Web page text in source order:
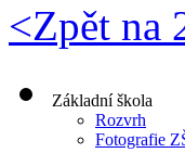
<Zpět na
Základní škola
Rozvrh
Fotografie